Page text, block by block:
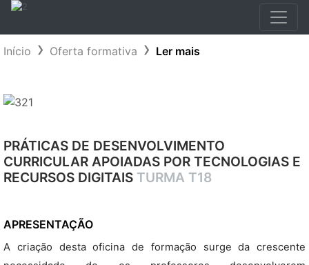
Início Oferta formativa Ler mais
PRÁTICAS DE DESENVOLVIMENTO
CURRICULAR APOIADAS POR TECNOLOGIAS E
RECURSOS DIGITAIS TURMA T18
APRESENTAÇÃO
A criação desta oficina de formação surge da crescente